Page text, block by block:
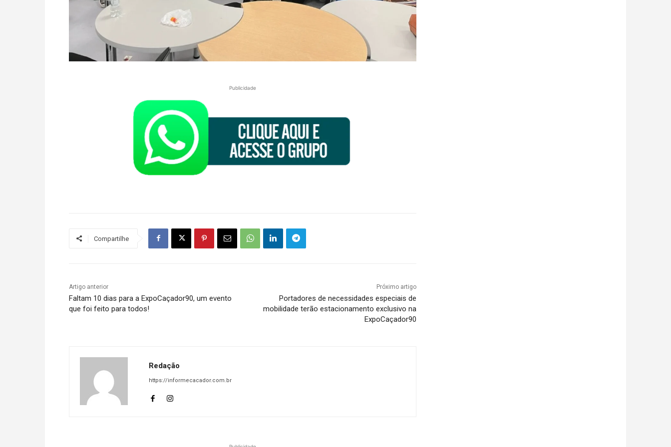
Publicidade
Compartilhe
Artigo anterior
Faltam 10 dias para a ExpoCaçador90, um evento
que foi feito para todos!
Próximo artigo
Portadores de necessidades especiais de
mobilidade terão estacionamento exclusivo na
ExpoCaçador90
Redação
https://informecacador.com.br